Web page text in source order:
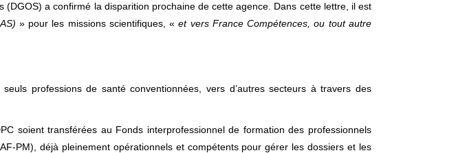
(DGOS) a confirmé la disparition prochaine de cette agence. Dans cette lettre, il est
» pour les missions scientifiques, «et vers France Compétences, ou tout autre
professions de santé conventionnées, vers d’autres secteurs à travers des
soient transférées au Fonds interprofessionnel de formation des professionnels
PM), déjà pleinement opérationnels et compétents pour gérer les dossiers et les